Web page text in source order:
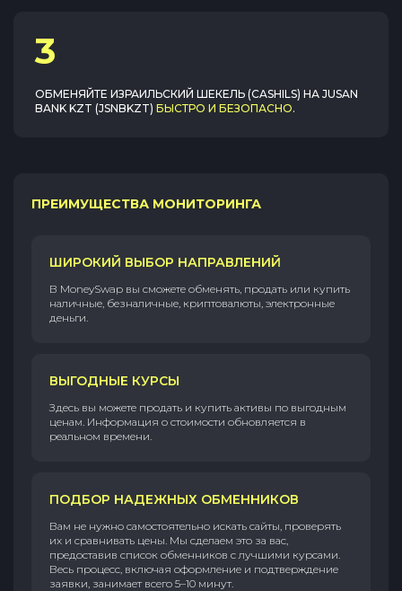
3
ОБМЕНЯЙТЕ ИЗРАИЛЬСКИЙ ШЕКЕЛЬ (CASHILS) НА JUSAN
BANK KZT (JSNBKZT) БЫСТРО И БЕЗОПАСНО.
ПРЕИМУЩЕСТВА МОНИТОРИНГА
ШИРОКИЙ ВЫБОР НАПРАВЛЕНИЙ
В MoneySwap вы сможете обменять, продать или купить
наличные, безналичные, криптовалюты, электронные
деньги.
ВЫГОДНЫЕ КУРСЫ
Здесь вы можете продать и купить активы по выгодным
ценам. Информация о стоимости обновляется в
реальном времени.
ПОДБОР НАДЕЖНЫХ ОБМЕННИКОВ
Вам не нужно самостоятельно искать сайты, проверять
их и сравнивать цены. Мы сделаем это за вас,
предоставив список обменников с лучшими курсами.
Весь процесс, включая оформление и подтверждение
заявки, занимает всего 5–10 минут.